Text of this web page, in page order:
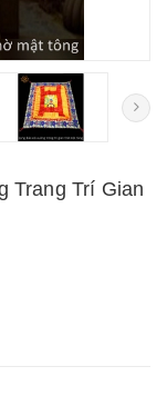
Trang Trí Gian